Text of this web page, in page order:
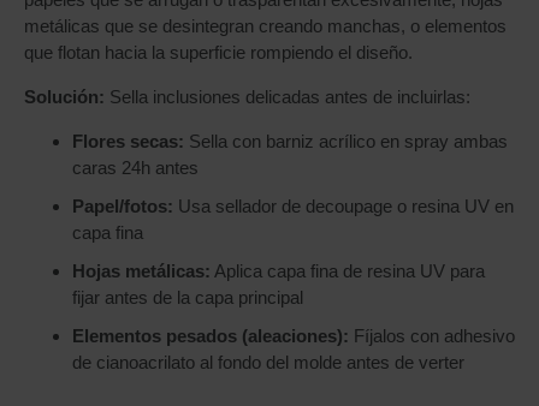
metálicas que se desintegran creando manchas, o elementos
que flotan hacia la superficie rompiendo el diseño.
Solución: Sella inclusiones delicadas antes de incluirlas:
Flores secas: Sella con barniz acrílico en spray ambas
caras 24h antes
Papel/fotos: Usa sellador de decoupage o resina UV en
capa fina
Hojas metálicas: Aplica capa fina de resina UV para
fijar antes de la capa principal
Elementos pesados (aleaciones): Fíjalos con adhesivo
de cianoacrilato al fondo del molde antes de verter